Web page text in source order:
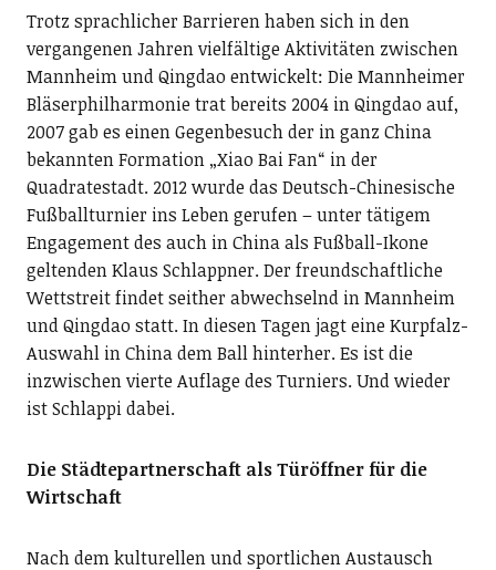
Trotz sprachlicher Barrieren haben sich in den
vergangenen Jahren vielfältige Aktivitäten zwischen
Mannheim und Qingdao entwickelt: Die Mannheimer
Bläserphilharmonie trat bereits 2004 in Qingdao auf,
2007 gab es einen Gegenbesuch der in ganz China
bekannten Formation „Xiao Bai Fan“ in der
Quadratestadt. 2012 wurde das Deutsch-Chinesische
Fußballturnier ins Leben gerufen – unter tätigem
Engagement des auch in China als Fußball-Ikone
geltenden Klaus Schlappner. Der freundschaftliche
Wettstreit findet seither abwechselnd in Mannheim
und Qingdao statt. In diesen Tagen jagt eine Kurpfalz-
Auswahl in China dem Ball hinterher. Es ist die
inzwischen vierte Auflage des Turniers. Und wieder
ist Schlappi dabei.
Die Städtepartnerschaft als Türöffner für die
Wirtschaft
Nach dem kulturellen und sportlichen Austausch